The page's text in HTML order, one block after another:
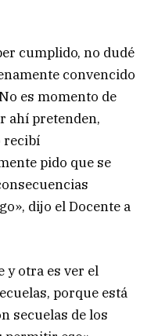
cumplido, no dudé
convencido
es momento de
ahí pretenden,
recibí
pido que se
dijo el Docente a
y otra es ver el
porque está
secuelas de los